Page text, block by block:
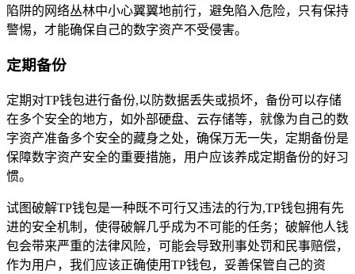
陷阱的网络丛林中小心翼翼地前行，避免陷入危险，只有保持
警惕，才能确保自己的数字资产不受侵害。
定期备份
定期对TP钱包进行备份,以防数据丢失或损坏，备份可以存储
在多个安全的地方，如外部硬盘、云存储等，就像为自己的数
字资产准备多个安全的藏身之处，确保万无一失，定期备份是
保障数字资产安全的重要措施，用户应该养成定期备份的好习
惯。
试图破解TP钱包是一种既不可行又违法的行为,TP钱包拥有先
进的安全机制，使得破解几乎成为不可能的任务；破解他人钱
包会带来严重的法律风险，可能会导致刑事处罚和民事赔偿，
作为用户，我们应该正确使用TP钱包，妥善保管自己的资